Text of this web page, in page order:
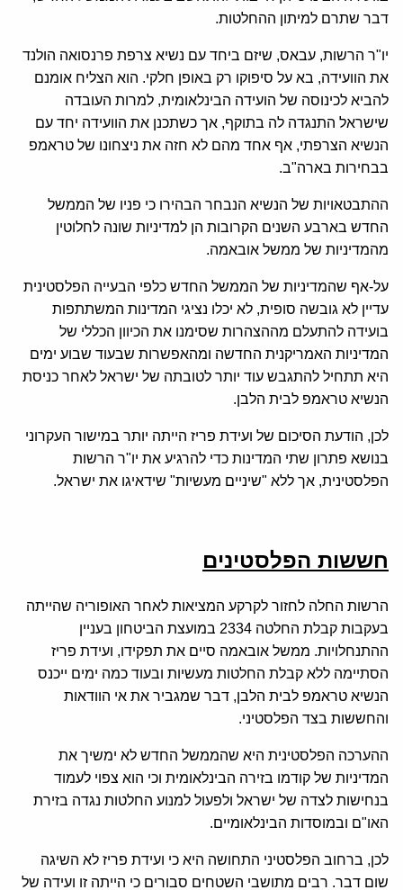
דבר שתרם למיתון ההחלטות.
יו"ר הרשות, עבאס, שיזם ביחד עם נשיא צרפת פרנסואה הולנד
את הוועידה, בא על סיפוקו רק באופן חלקי. הוא הצליח אומנם
להביא לכינוסה של הועידה הבינלאומית, למרות העובדה
שישראל התנגדה לה בתוקף, אך כשתכנן את הוועידה יחד עם
הנשיא הצרפתי, אף אחד מהם לא חזה את ניצחונו של טראמפ
בבחירות בארה"ב.
ההתבטאויות של הנשיא הנבחר הבהירו כי פניו של הממשל
החדש בארבע השנים הקרובות הן למדיניות שונה לחלוטין
מהמדיניות של ממשל אובאמה.
על-אף שהמדיניות של הממשל החדש כלפי הבעייה הפלסטינית
עדיין לא גובשה סופית, לא יכלו נציגי המדינות המשתתפות
בועידה להתעלם מההצהרות שסימנו את הכיוון הכללי של
המדיניות האמריקנית החדשה ומהאפשרות שבעוד שבוע ימים
היא תתחיל להתגבש עוד יותר לטובתה של ישראל לאחר כניסת
הנשיא טראמפ לבית הלבן.
לכן, הודעת הסיכום של ועידת פריז הייתה יותר במישור העקרוני
בנושא פתרון שתי המדינות כדי להרגיע את יו"ר הרשות
הפלסטינית, אך ללא "שיניים מעשיות" שידאיגו את ישראל.
חששות הפלסטינים
הרשות החלה לחזור לקרקע המציאות לאחר האופוריה שהייתה
בעקבות קבלת החלטה 2334 במועצת הביטחון בעניין
ההתנחלויות. ממשל אובאמה סיים את תפקידו, ועידת פריז
הסתיימה ללא קבלת החלטות מעשיות ובעוד כמה ימים ייכנס
הנשיא טראמפ לבית הלבן, דבר שמגביר את אי הוודאות
והחששות בצד הפלסטיני.
ההערכה הפלסטינית היא שהממשל החדש לא ימשיך את
המדיניות של קודמו בזירה הבינלאומית וכי הוא צפוי לעמוד
בנחישות לצדה של ישראל ולפעול למנוע החלטות נגדה בזירת
האו"ם ובמוסדות הבינלאומיים.
לכן, ברחוב הפלסטיני התחושה היא כי ועידת פריז לא השיגה
שום דבר. רבים מתושבי השטחים סבורים כי הייתה זו ועידה של